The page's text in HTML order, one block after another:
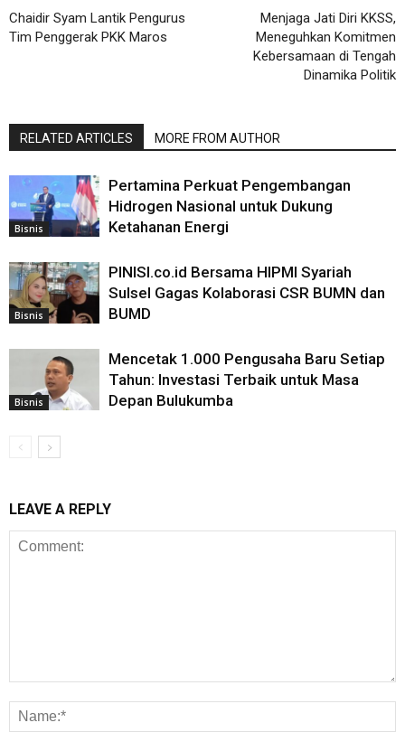
Chaidir Syam Lantik Pengurus
Tim Penggerak PKK Maros
Menjaga Jati Diri KKSS,
Meneguhkan Komitmen
Kebersamaan di Tengah
Dinamika Politik
RELATED ARTICLES MORE FROM AUTHOR
Bisnis
Pertamina Perkuat Pengembangan
Hidrogen Nasional untuk Dukung
Ketahanan Energi
Bisnis
PINISI.co.id Bersama HIPMI Syariah
Sulsel Gagas Kolaborasi CSR BUMN dan
BUMD
Bisnis
Mencetak 1.000 Pengusaha Baru Setiap
Tahun: Investasi Terbaik untuk Masa
Depan Bulukumba
LEAVE A REPLY